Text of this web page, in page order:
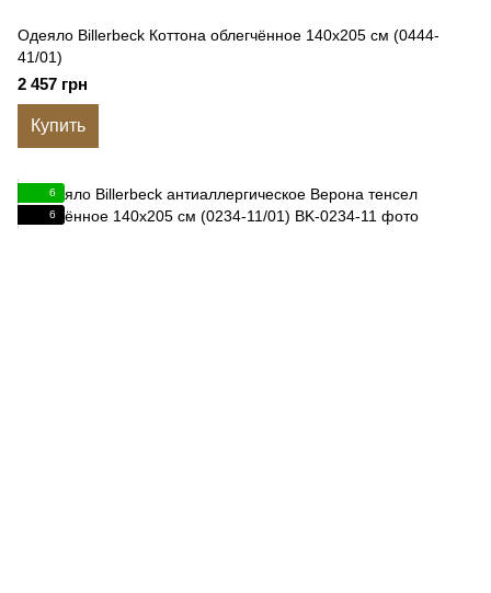
Одеяло Billerbeck Коттона облегчённое 140x205 см (0444-
41/01)
2 457 грн
Купить
6
6